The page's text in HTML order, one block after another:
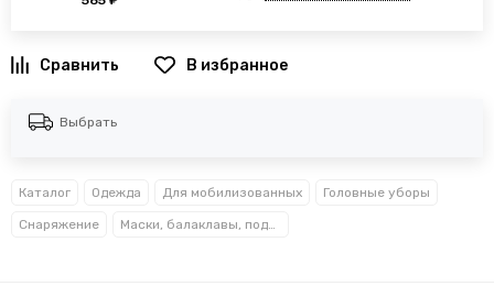
В избранное
Выбрать
Каталог Одежда Для мобилизованных Головные уборы
Снаряжение Маски, балаклавы, подшлемники